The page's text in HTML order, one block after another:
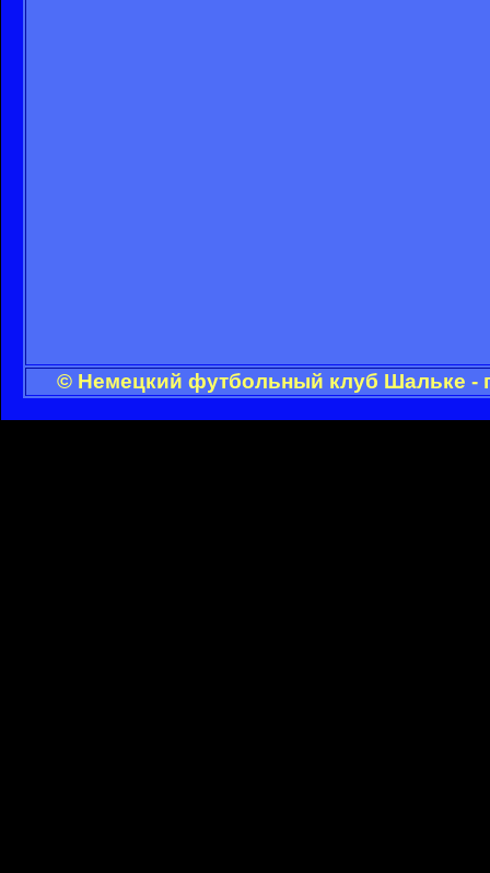
© Немецкий футбольный клуб Шальке -